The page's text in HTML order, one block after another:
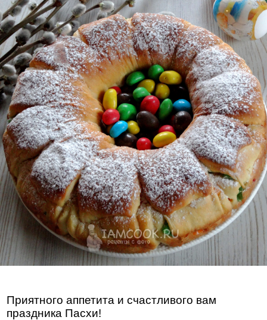
Приятного аппетита и счастливого вам
праздника Пасхи!